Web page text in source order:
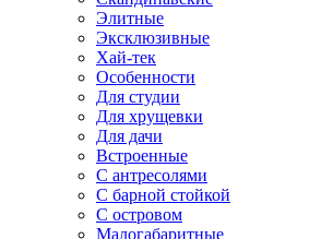
Элитные
Эксклюзивные
Хай-тек
Особенности
Для студии
Для хрущевки
Для дачи
Встроенные
С антресолями
С барной стойкой
С островом
Малогабаритные